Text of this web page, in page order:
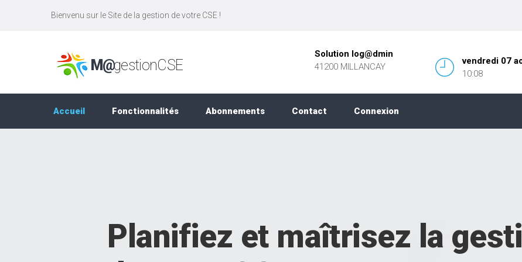
M@gestionCSE
Solution log@dmin
41200 MILLANCAY
vendredi 07
10:08
Bienvenu sur le Site de la gestion de votre CSE !
Accueil Fonctionnalités Abonnements Contact Connexion
Planifiez et maîtrisez la